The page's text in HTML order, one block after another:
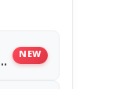
NEW